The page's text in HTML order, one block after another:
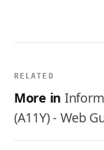
RELATED
More in
(A11Y) - Web